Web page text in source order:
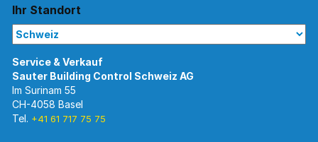
Ihr Standort
Service & Verkauf
Im Surinam 55
CH-4058 Basel
Tel. +41 61 717 75 75